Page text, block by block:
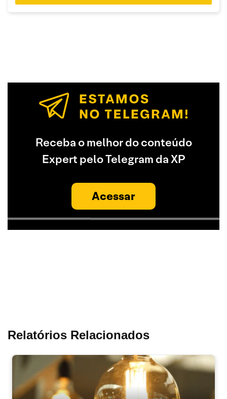
Receba o melhor do conteúdo
Expert pelo Telegram da XP
Acessar
Relatórios Relacionados